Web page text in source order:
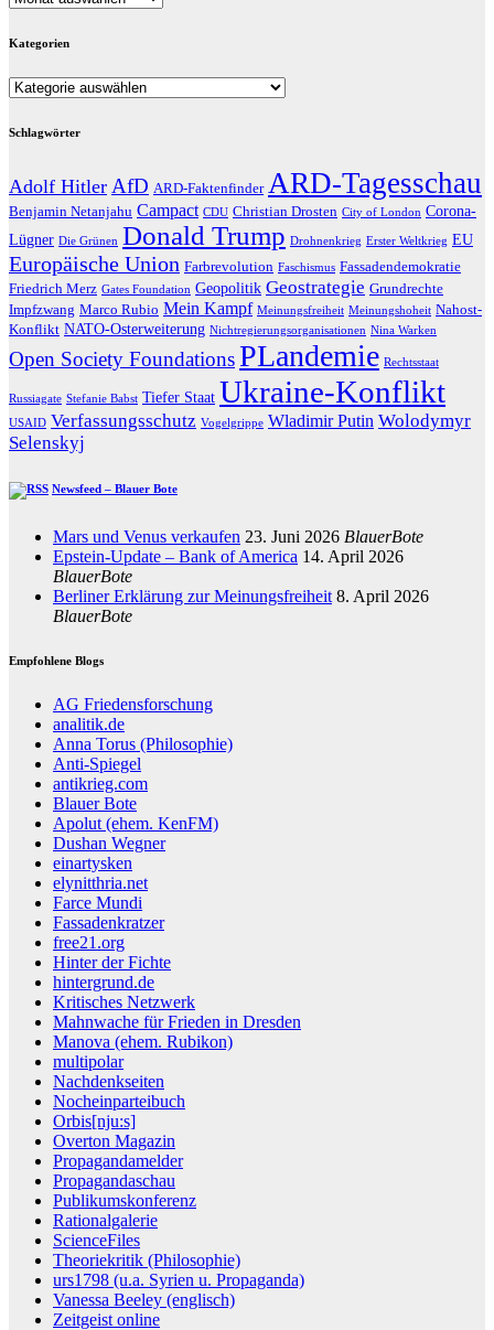
Kategorien
Kategorien
Schlagwörter
Adolf Hitler AfD ARD-Faktenfinder ARD-Tagesschau
Benjamin Netanjahu Campact CDU Christian Drosten City of London Corona-
Lügner Die Grünen Donald Trump Drohnenkrieg Erster Weltkrieg EU
Europäische Union Farbrevolution Faschismus Fassadendemokratie
Friedrich Merz Gates Foundation Geopolitik Geostrategie Grundrechte
Impfzwang Marco Rubio Mein Kampf Meinungsfreiheit Meinungshoheit Nahost-
Konflikt NATO-Osterweiterung Nichtregierungsorganisationen Nina Warken
Open Society FoundationsPLandemie Rechtsstaat
Russiagate Stefanie Babst Tiefer Staat Ukraine-Konflikt
USAID Verfassungsschutz Vogelgrippe Wladimir Putin Wolodymyr
Selenskyj
Newsfeed – Blauer Bote
Mars und Venus verkaufen 23. Juni 2026 BlauerBote
Epstein-Update – Bank of America 14. April 2026
BlauerBote
Berliner Erklärung zur Meinungsfreiheit 8. April 2026
BlauerBote
Empfohlene Blogs
AG Friedensforschung
analitik.de
Anna Torus (Philosophie)
Anti-Spiegel
antikrieg.com
Blauer Bote
Apolut (ehem. KenFM)
Dushan Wegner
einartysken
elynitthria.net
Farce Mundi
Fassadenkratzer
free21.org
Hinter der Fichte
hintergrund.de
Kritisches Netzwerk
Mahnwache für Frieden in Dresden
Manova (ehem. Rubikon)
multipolar
Nachdenkseiten
Nocheinparteibuch
Orbis[nju:s]
Overton Magazin
Propagandamelder
Propagandaschau
Publikumskonferenz
Rationalgalerie
ScienceFiles
Theoriekritik (Philosophie)
urs1798 (u.a. Syrien u. Propaganda)
Vanessa Beeley (englisch)
Zeitgeist online